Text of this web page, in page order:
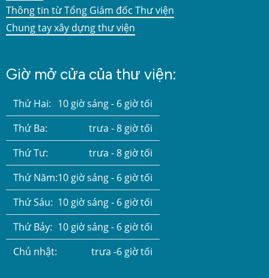
Thông tin từ Tổng Giám đốc Thư viện
Chung tay xây dựng thư viện
Giờ mở cửa của thư viện:
Thứ Hai: 10 giờ sáng - 6 giờ tối
Thứ Ba:
trưa - 8 giờ tối
Thứ Tư:
trưa - 8 giờ tối
Thứ Năm:10 giờ sáng - 6 giờ tối
Thứ Sáu: 10 giờ sáng - 6 giờ tối
Thứ Bảy: 10 giờ sáng - 6 giờ tối
Chủ nhật:
trưa -6 giờ tối